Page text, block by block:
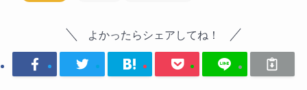
よかったらシェアしてね！